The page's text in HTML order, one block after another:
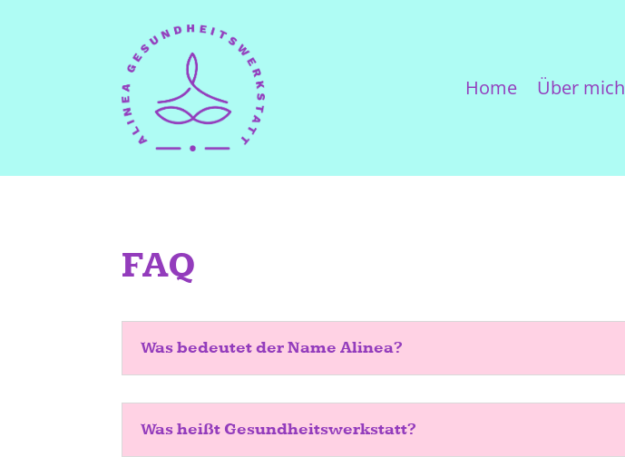
Home Über mich
FAQ
Was bedeutet der Name Alinea?
Was heißt Gesundheitswerkstatt?